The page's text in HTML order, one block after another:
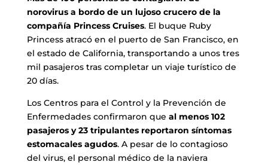
norovirus a bordo de un lujoso crucero de la
compañía Princess Cruises. El buque Ruby
Princess atracó en el puerto de San Francisco, en
el estado de California, transportando a unos tres
mil pasajeros tras completar un viaje turístico de
20 días.
Los Centros para el Control y la Prevención de
Enfermedades confirmaron que al menos 102
pasajeros y 23 tripulantes reportaron síntomas
estomacales agudos. A pesar de lo contagioso
del virus, el personal médico de la naviera